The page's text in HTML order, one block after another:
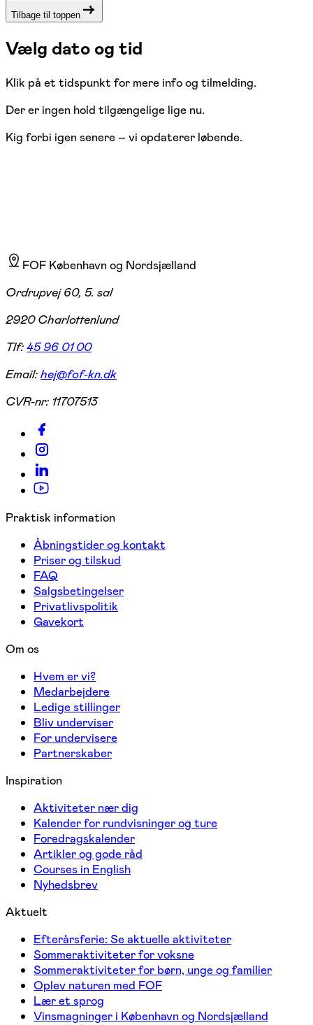
Tilbage til toppen
Vælg dato og tid
Klik på et tidspunkt for mere info og tilmelding.
Der er ingen hold tilgængelige lige nu.
Kig forbi igen senere – vi opdaterer løbende.
FOF København og Nordsjælland
Ordrupvej 60, 5. sal
2920 Charlottenlund
Tlf:45 96 01 00
Email:hej@fof-kn.dk
CVR-nr: 11707513
Praktisk information
Åbningstider og kontakt
Priser og tilskud
FAQ
Salgsbetingelser
Privatlivspolitik
Gavekort
Om os
Hvem er vi?
Medarbejdere
Ledige stillinger
Bliv underviser
For undervisere
Partnerskaber
Inspiration
Aktiviteter nær dig
Kalender for rundvisninger og ture
Foredragskalender
Artikler og gode råd
Courses in English
Nyhedsbrev
Aktuelt
Efterårsferie: Se aktuelle aktiviteter
Sommeraktiviteter for voksne
Sommeraktiviteter for børn, unge og familier
Oplev naturen med FOF
Lær et sprog
Vinsmagninger i København og Nordsjælland